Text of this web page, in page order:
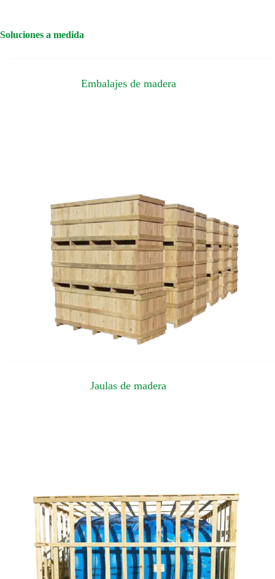
Soluciones a medida
Embalajes de madera
Jaulas de madera